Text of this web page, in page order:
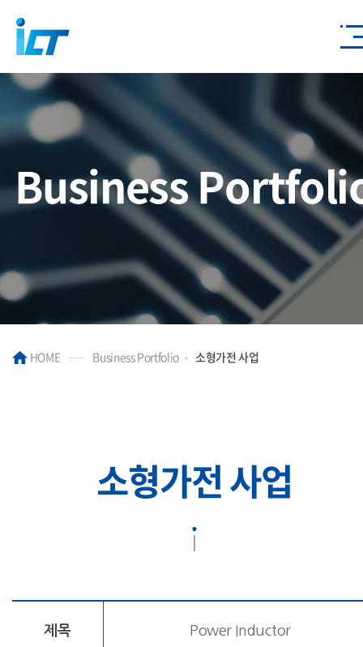
Business
HOME Business Portfolio 소형가전 사업
소형가전 사업
제목 Power Inductor